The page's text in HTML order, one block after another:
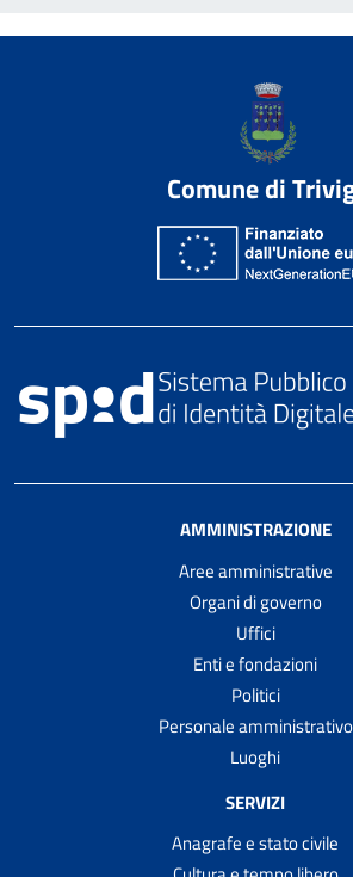
Comune di
AMMINISTRAZIONE
Aree amministrative
Organi di governo
Uffici
Enti e fondazioni
Politici
Personale amministrativo
Luoghi
SERVIZI
Anagrafe e stato civile